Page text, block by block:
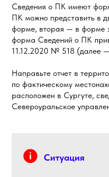
Сведения о ПК имеют
ПК можно представить в
форме, вторая — в форме
форма Сведений о ПК
11.12.2020 № 518 (далее
Направьте отчет в
по фактическому
расположен в Сургуте,
Североуральское
Ситуация